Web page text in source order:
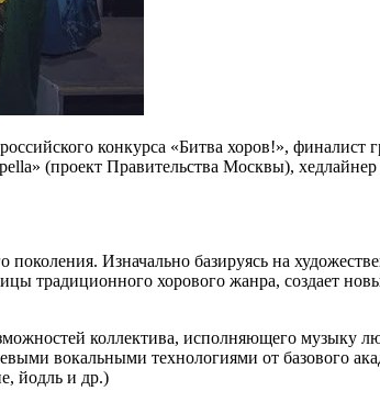
конкурса «Битва хоров!», финалист
(проект Правительства Москвы),
Изначально базируясь на
традиционного хорового жанра, создает
коллектива, исполняющего музыку
вокальными технологиями от базового
йодль и др.)